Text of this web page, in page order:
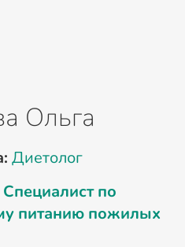
Ольга
Диетолог
Специалист по
питанию пожилых